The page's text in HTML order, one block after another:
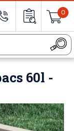
0
60l -